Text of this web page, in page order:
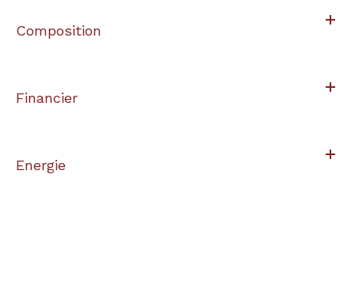
Composition
Financier
Energie